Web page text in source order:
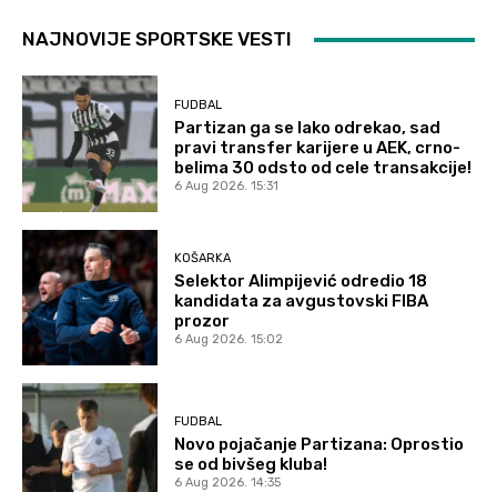
NAJNOVIJE SPORTSKE VESTI
FUDBAL
Partizan ga se lako odrekao, sad
pravi transfer karijere u AEK, crno-
belima 30 odsto od cele transakcije!
6 Aug 2026. 15:31
KOŠARKA
Selektor Alimpijević odredio 18
kandidata za avgustovski FIBA
prozor
6 Aug 2026. 15:02
FUDBAL
Novo pojačanje Partizana: Oprostio
se od bivšeg kluba!
6 Aug 2026. 14:35